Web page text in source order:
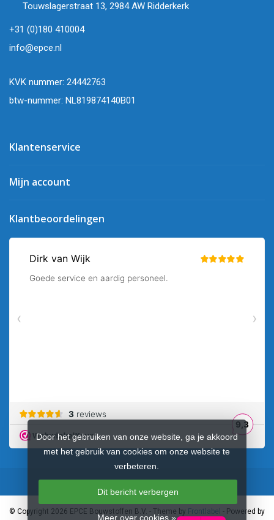
Touwslagerstraat 13, 2984 AW Ridderkerk
+31 (0)180 410004
info@epce.nl
KVK nummer: 24442763
btw-nummer: NL819874140B01
Klantenservice
Mijn account
Klantbeoordelingen
Door het gebruiken van onze website, ga je akkoord
met het gebruik van cookies om onze website te
verbeteren.
Dit bericht verbergen
Meer over cookies »
© Copyright 2026 EPCE Bouwstoffen B.V. - Theme by Frontlabel - Powered by